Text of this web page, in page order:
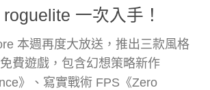
一次入手！
本週再度大放送，推出三款風格
費遊戲，包含幻想策略新作
》、寫實戰術 FPS《Zero